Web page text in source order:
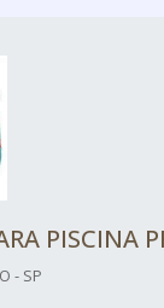
PISCINA
- SP